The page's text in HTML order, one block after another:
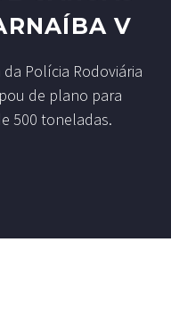
V
Polícia Rodoviária
de plano para
500 toneladas.